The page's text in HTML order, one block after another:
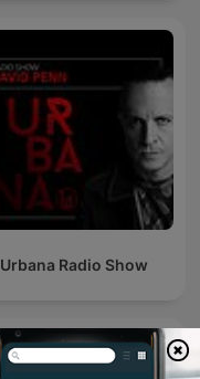
Urbana Radio Show